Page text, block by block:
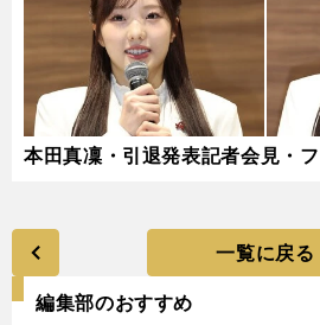
本田真凜・引退発表記者会見・
一覧に戻る
編集部のおすすめ